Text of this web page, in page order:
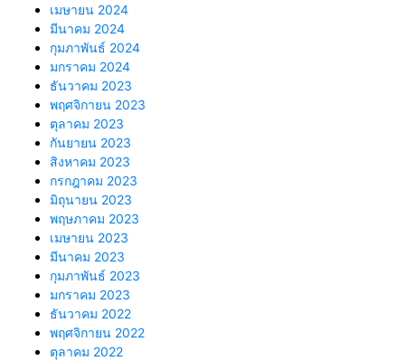
เมษายน 2024
มีนาคม 2024
กุมภาพันธ์ 2024
มกราคม 2024
ธันวาคม 2023
พฤศจิกายน 2023
ตุลาคม 2023
กันยายน 2023
สิงหาคม 2023
กรกฎาคม 2023
มิถุนายน 2023
พฤษภาคม 2023
เมษายน 2023
มีนาคม 2023
กุมภาพันธ์ 2023
มกราคม 2023
ธันวาคม 2022
พฤศจิกายน 2022
ตุลาคม 2022